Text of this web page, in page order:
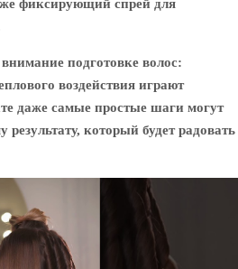
фиксирующий спрей для
подготовке волос:
воздействия играют
даже самые простые шаги могут
который будет радовать